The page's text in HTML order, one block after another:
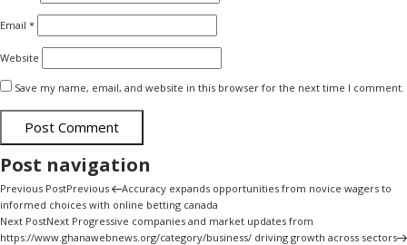
Email *
Website
Save my name, email, and website in this browser for the next time I comment.
Post navigation
Previous PostPrevious
Accuracy expands opportunities from novice wagers to
informed choices with online betting canada
Next PostNext Progressive companies and market updates from
https://www.ghanawebnews.org/category/business/ driving growth across sectors